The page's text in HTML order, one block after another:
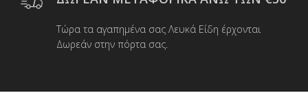
σελίδα
του
προϊόντος
Τώρα τα αγαπημένα σας Λευκά Είδη έρχονται
Δωρεάν στην πόρτα σας.